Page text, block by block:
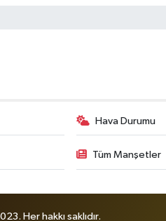
Hava Durumu
Tüm Manşetler
Her hakkı saklıdır.